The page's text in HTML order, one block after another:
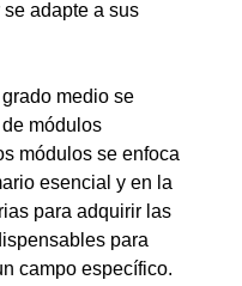
adapte a sus
medio se
módulos
módulos se enfoca
esencial y en la
para adquirir las
para
campo específico.